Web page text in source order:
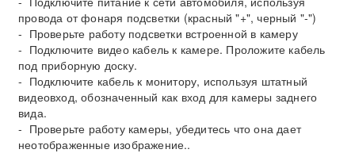
провода от фонаря подсветки (красный "+", черный "-")
- Проверьте работу подсветки встроенной в камеру
- Подключите видео кабель к камере. Проложите кабель
под приборную доску.
- Подключите кабель к монитору, используя штатный
видеовход, обозначенный как вход для камеры заднего
вида.
- Проверьте работу камеры, убедитесь что она дает
неотображенные изображение..